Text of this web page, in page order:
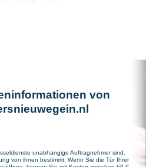
von
unabhängige Auftragnehmer sind,
von ihnen bestimmt. Wenn Sie die Tür Ihrer